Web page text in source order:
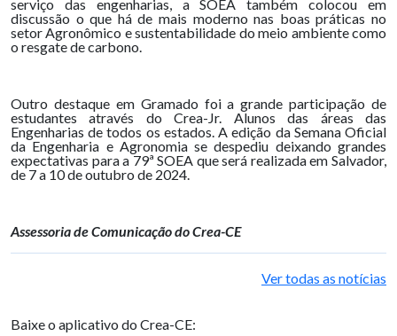
serviço das engenharias, a SOEA também colocou em
discussão o que há de mais moderno nas boas práticas no
setor Agronômico e sustentabilidade do meio ambiente como
o resgate de carbono.
Outro destaque em Gramado foi a grande participação de
estudantes através do Crea-Jr. Alunos das áreas das
Engenharias de todos os estados. A edição da Semana Oficial
da Engenharia e Agronomia se despediu deixando grandes
expectativas para a 79ª SOEA que será realizada em Salvador,
de 7 a 10 de outubro de 2024.
Assessoria de Comunicação do Crea-CE
Ver todas as notícias
Baixe o aplicativo do Crea-CE: